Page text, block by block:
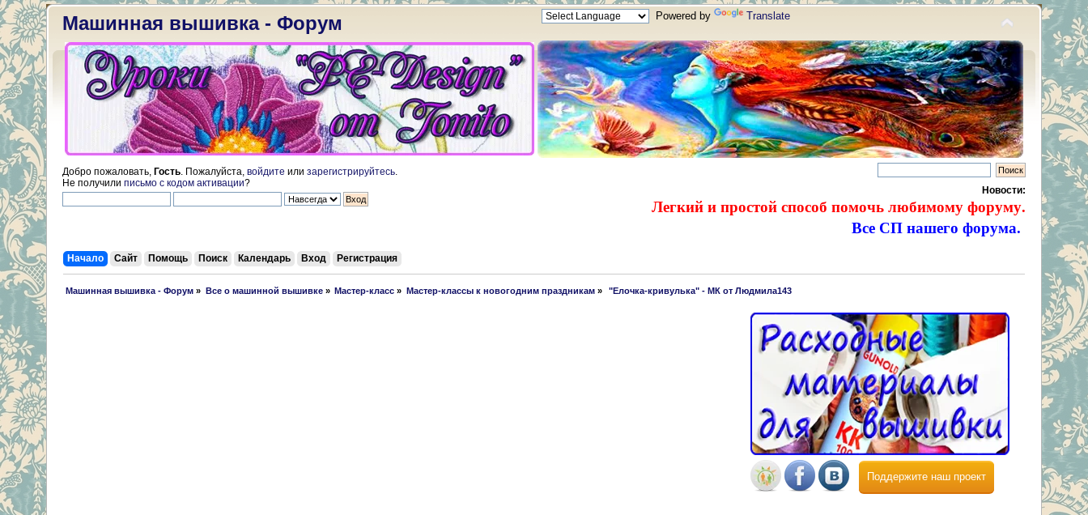
Машинная вышивка - Форум Powered by Translate
Добро пожаловать, Гость . Пожалуйста, войдите или зарегистрируйтесь
Не получили письмо с кодом активации?
Новости:
Легкий и простой способ помочь любимому форуму.
Все СП нашего форума.
Начало Сайт Помощь Поиск Календарь Вход Регистрация
Машинная вышивка - Форум » Все о машинной вышивке» Мастер-класс » Мастер-классы к новогодним праздникам» "Елочка-кривулька" - МК от Людмила143
Поддержите наш проект